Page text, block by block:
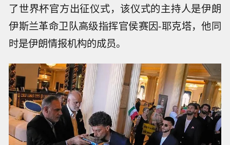
了世界杯官方出征仪式，该仪式的主持人是伊朗
伊斯兰革命卫队高级指挥官侯赛因-耶克塔，他同
时是伊朗情报机构的成员。